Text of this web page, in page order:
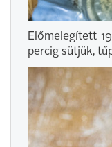
Előmelegített
percig sütjük,